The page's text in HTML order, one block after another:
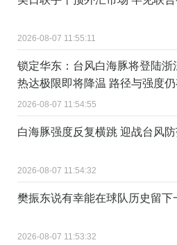
2026-08-07 11:55:11
锁定华东：台风白海豚将登陆
热达极限即将降温 路径与强度
2026-08-07 11:54:55
白海豚强度反复横跳 迎战台风
2026-08-07 11:54:32
樊振东说有幸能在球队历史留下
2026-08-07 11:53:32